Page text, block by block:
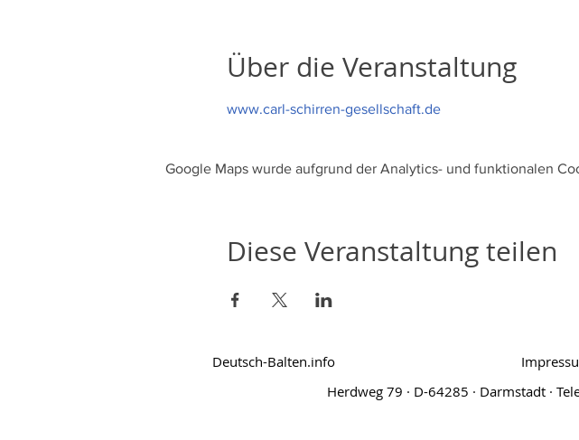
Über die Veranstaltung
www.carl-schirren-gesellschaft.de
Google Maps wurde aufgrund der Analytics- und funktionalen
Diese Veranstaltung teilen
Deutsch-Balten.info
Herdweg 79 · D-64285 · Darmstadt ·